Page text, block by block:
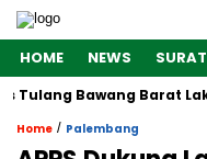
HOME NEWS
Bawang Barat
Home / Palembang